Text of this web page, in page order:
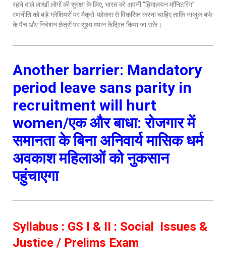
रहने वाले लाखों लोगों की सुरक्षा के लिए, भारत को अपनी “हिमालयन मॉनिटरिंग”
रणनीति को बड़े ग्लेशियरों पर मैक्रो-फोकस से विकसित करना चाहिए ताकि नाजुक बर्फ
के पैच और निवेशन क्षेत्रों पर सूक्ष्म ध्यान केंद्रित किया जा सके।
Another barrier: Mandatory
period leave sans parity in
recruitment will hurt
women/एक और बाधा: रोजगार में
समानता के बिना अनिवार्य मासिक धर्म
अवकाश महिलाओं को नुकसान
पहुंचाएगा
Syllabus : GS I & II : Social Issues &
Justice / Prelims Exam